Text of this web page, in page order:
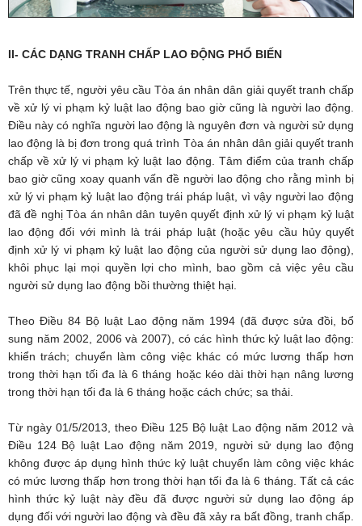
II- CÁC DẠNG TRANH CHẤP LAO ĐỘNG PHỔ BIẾN
Trên thực tế, người yêu cầu Tòa án nhân dân giải quyết tranh chấp
về xử lý vi phạm kỷ luật lao động bao giờ cũng là người lao động.
Điều này có nghĩa người lao động là nguyên đơn và người sử dụng
lao động là bị đơn trong quá trình Tòa án nhân dân giải quyết tranh
chấp về xử lý vi phạm kỷ luật lao động. Tâm điểm của tranh chấp
bao giờ cũng xoay quanh vấn đề người lao động cho rằng mình bị
xử lý vi phạm kỷ luật lao động trái pháp luật, vì vậy người lao động
đã đề nghị Tòa án nhân dân tuyên quyết định xử lý vi phạm kỷ luật
lao động đối với mình là trái pháp luật (hoặc yêu cầu hủy quyết
định xử lý vi phạm kỷ luật lao động của người sử dụng lao động),
khôi phục lại mọi quyền lợi cho mình, bao gồm cả việc yêu cầu
người sử dụng lao động bồi thường thiệt hại.
Theo Điều 84 Bộ luật Lao động năm 1994 (đã được sửa đồi, bổ
sung năm 2002, 2006 và 2007), có các hình thức kỷ luật lao động:
khiển trách; chuyển làm công việc khác có mức lương thấp hơn
trong thời hạn tối đa là 6 tháng hoặc kéo dài thời hạn nâng lương
trong thời hạn tối đa là 6 tháng hoặc cách chức; sa thải.
Từ ngày 01/5/2013, theo Điều 125 Bộ luật Lao động năm 2012 và
Điều 124 Bộ luật Lao động năm 2019, người sử dụng lao động
không được áp dụng hình thức kỷ luật chuyển làm công việc khác
có mức lương thấp hơn trong thời hạn tối đa là 6 tháng. Tất cả các
hình thức kỷ luật này đều đã được người sử dụng lao động áp
dụng đối với người lao động và đều đã xảy ra bất đồng, tranh chấp.